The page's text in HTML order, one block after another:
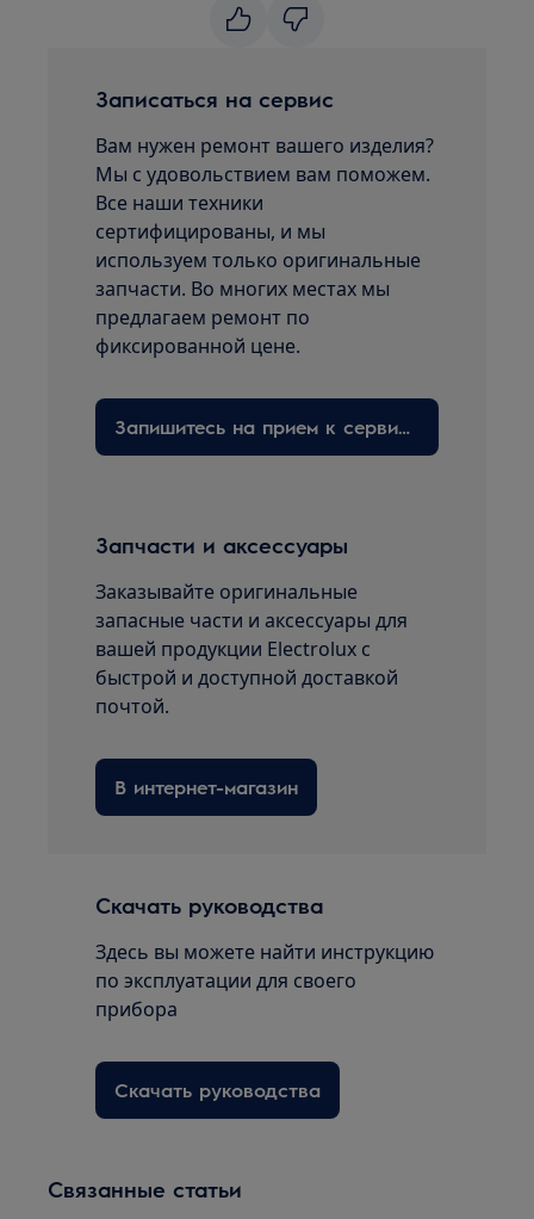
Записаться на сервис
Вам нужен ремонт вашего изделия?
Мы с удовольствием вам поможем.
Все наши техники
сертифицированы, и мы
используем только оригинальные
запчасти. Во многих местах мы
предлагаем ремонт по
фиксированной цене.
Запишитесь на прием к сервисному технику здесь
Запчасти и аксессуары
Заказывайте оригинальные
запасные части и аксессуары для
вашей продукции Electrolux с
быстрой и доступной доставкой
почтой.
В интернет-магазин
Скачать руководства
Здесь вы можете найти инструкцию
по эксплуатации для своего
прибора
Скачать руководства
Связанные статьи